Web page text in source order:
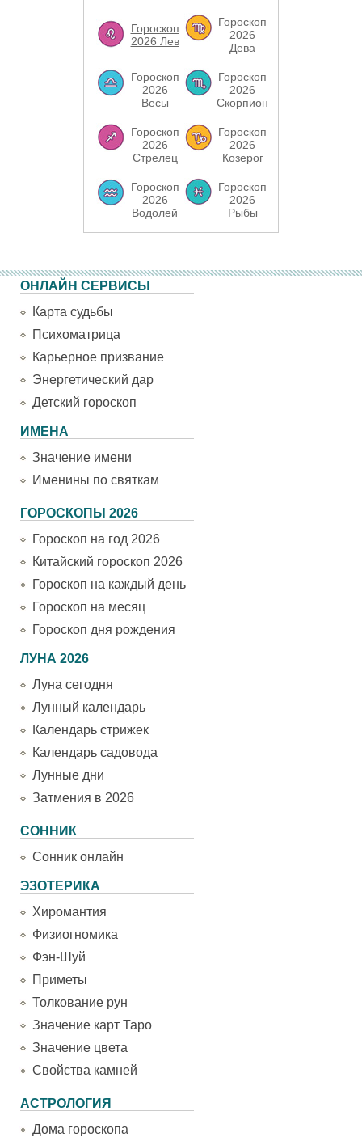
Гороскоп
2026 Лев
Гороскоп
2026
Дева
Гороскоп
2026
Весы
Гороскоп
2026
Скорпион
Гороскоп
2026
Стрелец
Гороскоп
2026
Козерог
Гороскоп
2026
Водолей
Гороскоп
2026
Рыбы
ОНЛАЙН СЕРВИСЫ
Карта судьбы
Психоматрица
Карьерное призвание
Энергетический дар
Детский гороскоп
ИМЕНА
Значение имени
Именины по святкам
ГОРОСКОПЫ 2026
Гороскоп на год 2026
Китайский гороскоп 2026
Гороскоп на каждый день
Гороскоп на месяц
Гороскоп дня рождения
ЛУНА 2026
Луна сегодня
Лунный календарь
Календарь стрижек
Календарь садовода
Лунные дни
Затмения в 2026
СОННИК
Сонник онлайн
ЭЗОТЕРИКА
Хиромантия
Физиогномика
Фэн-Шуй
Приметы
Толкование рун
Значение карт Таро
Значение цвета
Свойства камней
АСТРОЛОГИЯ
Дома гороскопа